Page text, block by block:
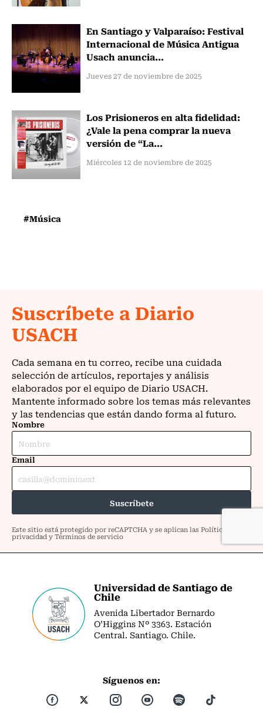
En Santiago y Valparaíso: Festival
Internacional de Música Antigua
Usach anuncia...
Jueves 27 de noviembre de 2025
Los Prisioneros en alta fidelidad:
¿Vale la pena comprar la nueva
versión de “La...
Miércoles 12 de noviembre de 2025
#Música
Universidad de Santiago de
Chile
Avenida Libertador Bernardo
O’Higgins Nº 3363. Estación
Central. Santiago. Chile.
Síguenos en: